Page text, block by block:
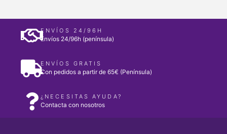
ENVÍOS 24/96H
Envíos 24/96h (península)
ENVÍOS GRATIS
Con pedidos a partir de 65€ (Península)
¿NECESITAS AYUDA?
Contacta con nosotros